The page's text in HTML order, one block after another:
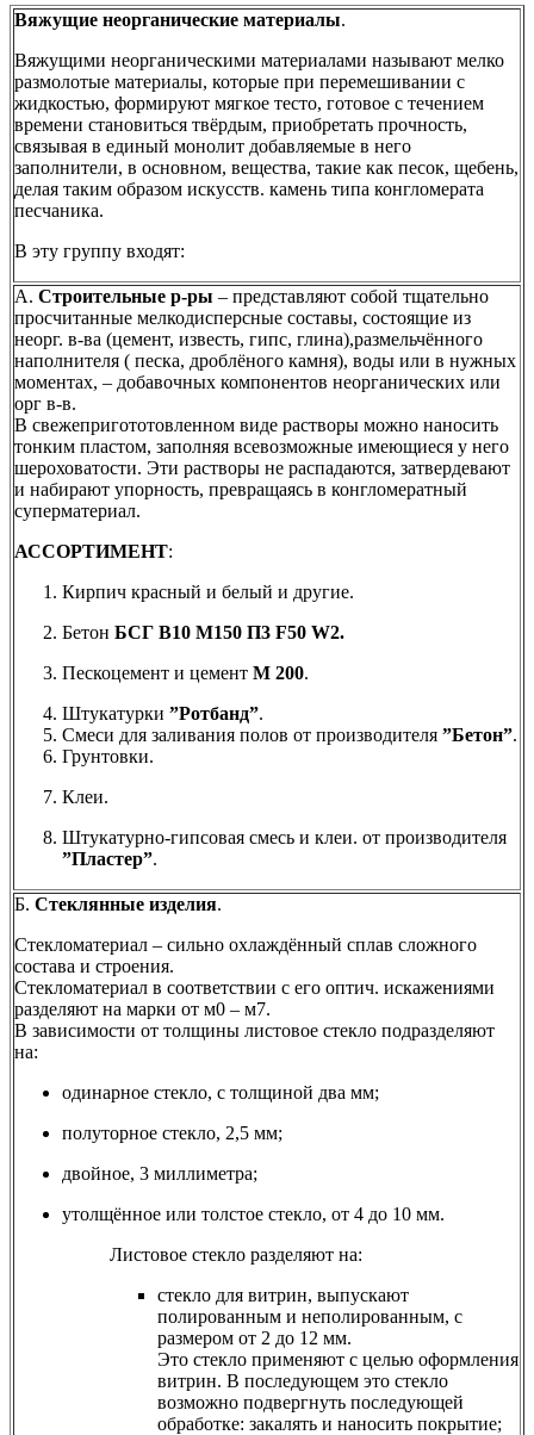
Вяжущие неорганические материалы.
Вяжущими неорганическими материалами называют мелко
размолотые материалы, которые при перемешивании с
жидкостью, формируют мягкое тесто, готовое с течением
времени становиться твёрдым, приобретать прочность,
связывая в единый монолит добавляемые в него
заполнители, в основном, вещества, такие как песок, щебень,
делая таким образом искусств. камень типа конгломерата
песчаника.
В эту группу входят:
А. Строительные р-ры – представляют собой тщательно
просчитанные мелкодисперсные составы, состоящие из
неорг. в-ва (цемент, известь, гипс, глина),размельчённого
наполнителя ( песка, дроблёного камня), воды или в нужных
моментах, – добавочных компонентов неорганических или
орг в-в.
В свежепригототовленном виде растворы можно наносить
тонким пластом, заполняя всевозможные имеющиеся у него
шероховатости. Эти растворы не распадаются, затвердевают
и набирают упорность, превращаясь в конгломератный
суперматериал.
АССОРТИМЕНТ:
Кирпич красный и белый и другие.
Бетон БСГ B10 M150 П3 F50 W2.
Пескоцемент и цемент М 200.
Штукатурки ”Ротбанд”.
Смеси для заливания полов от производителя ”Бетон”.
Грунтовки.
Клеи.
Штукатурно-гипсовая смесь и клеи. от производителя
”Пластер”.
Б. Стеклянные изделия.
Стекломатериал – сильно охлаждённый сплав сложного
состава и строения.
Стекломатериал в соответствии с его оптич. искажениями
разделяют на марки от м0 – м7.
В зависимости от толщины листовое стекло подразделяют
на:
одинарное стекло, с толщиной два мм;
полуторное стекло, 2,5 мм;
двойное, 3 миллиметра;
утолщённое или толстое стекло, от 4 до 10 мм.
Листовое стекло разделяют на:
стекло для витрин, выпускают
полированным и неполированным, с
размером от 2 до 12 мм.
Это стекло применяют с целью оформления
витрин. В последующем это стекло
возможно подвергнуть последующей
обработке: закалять и наносить покрытие;